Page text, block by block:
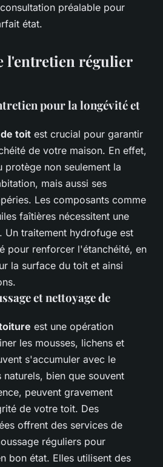
préalable pour
état.
l'entretien régulier
pour la longévité et
toit est crucial pour garantir
de votre maison. En effet,
protège non seulement la
mais aussi ses
Les composants comme
faîtières nécessitent une
Un traitement hydrofuge est
pour renforcer l'étanchéité, en
la surface du toit et ainsi
et nettoyage de
est une opération
les mousses, lichens et
s'accumuler avec le
naturels, bien que souvent
peuvent gravement
de votre toit. Des
offrent des services de
réguliers pour
bon état. Elles utilisent des